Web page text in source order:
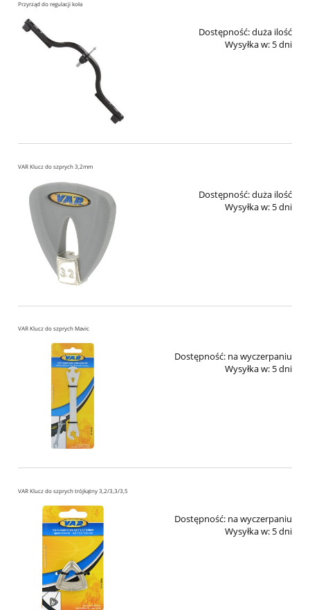
Przyrząd do regulacji koła
Dostępność:duża ilość
Wysyłka w: 5 dni
VAR Klucz do szprych 3,2mm
Dostępność:duża ilość
Wysyłka w: 5 dni
VAR Klucz do szprych Mavic
Dostępność: na wyczerpaniu
Wysyłka w: 5 dni
VAR Klucz do szprych trójkątny 3,2/3,3/3,5
Dostępność: na wyczerpaniu
Wysyłka w: 5 dni